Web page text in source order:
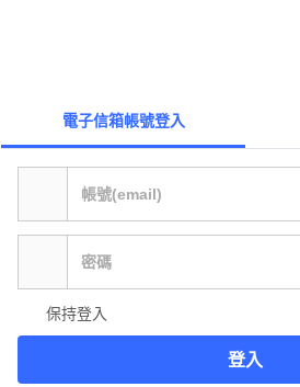
電子信箱帳號登入
保持登入
登入